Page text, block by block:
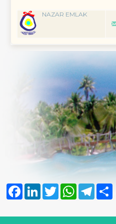
NAZAR EMLAK
FacebookLinkedInTwitter WhatsAppTelegram